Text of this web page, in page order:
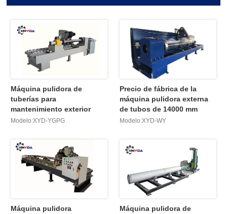
Máquina pulidora de
tuberías para
mantenimiento exterior
Modelo:XYD-YGPG
Precio de fábrica de la
máquina pulidora externa
de tubos de 14000 mm
Modelo:XYD-WY
Máquina pulidora
Máquina pulidora de